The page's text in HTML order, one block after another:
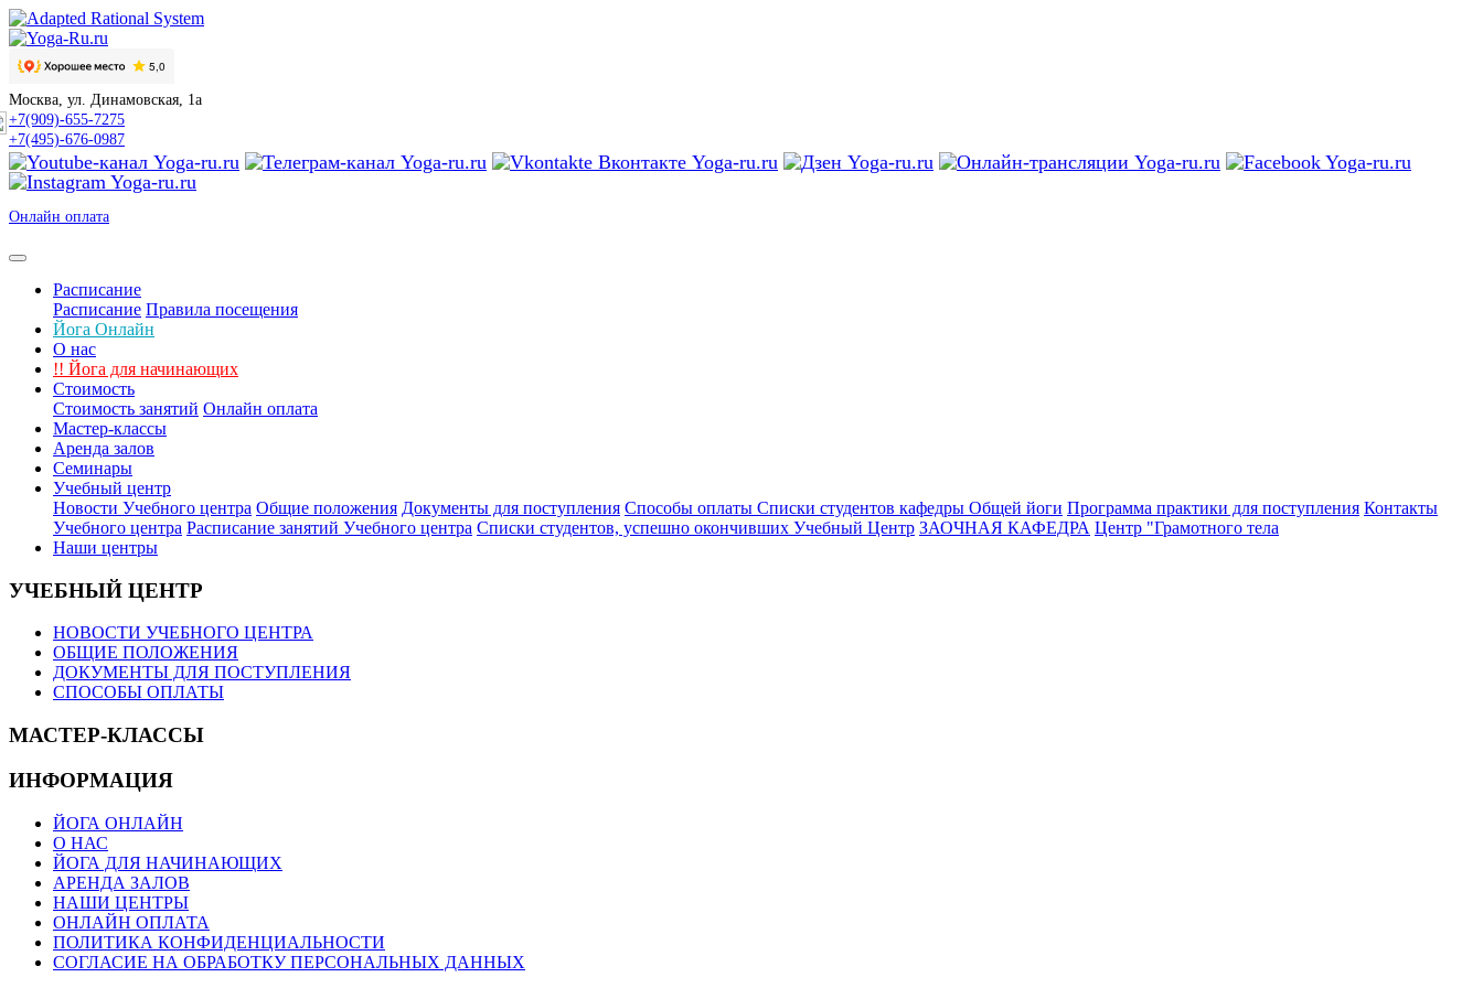
Москва, ул. Динамовская, 1а
+7(909)-655-7275
+7(495)-676-0987
Онлайн оплата
Расписание
Расписание Правила посещения
Йога Онлайн
О нас
!! Йога для начинающих
Стоимость
Стоимость занятий Онлайн оплата
Мастер-классы
Аренда залов
Семинары
Учебный центр
Новости Учебного центра Общие положения Документы для поступления Способы оплаты Списки студентов кафедры Общей йоги Программа практики для поступления Контакты
Учебного центра Расписание занятий Учебного центра Списки студентов, успешно окончивших Учебный Центр ЗАОЧНАЯ КАФЕДРА Центр "Грамотного тела
Наши центры
УЧЕБНЫЙ ЦЕНТР
НОВОСТИ УЧЕБНОГО ЦЕНТРА
ОБЩИЕ ПОЛОЖЕНИЯ
ДОКУМЕНТЫ ДЛЯ ПОСТУПЛЕНИЯ
СПОСОБЫ ОПЛАТЫ
МАСТЕР-КЛАССЫ
ИНФОРМАЦИЯ
ЙОГА ОНЛАЙН
О НАС
ЙОГА ДЛЯ НАЧИНАЮЩИХ
АРЕНДА ЗАЛОВ
НАШИ ЦЕНТРЫ
ОНЛАЙН ОПЛАТА
ПОЛИТИКА КОНФИДЕНЦИАЛЬНОСТИ
СОГЛАСИЕ НА ОБРАБОТКУ ПЕРСОНАЛЬНЫХ ДАННЫХ